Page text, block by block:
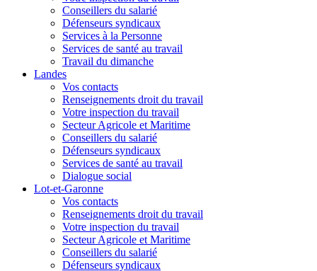
Conseillers du salarié
Défenseurs syndicaux
Services à la Personne
Services de santé au travail
Travail du dimanche
Landes
Vos contacts
Renseignements droit du travail
Votre inspection du travail
Secteur Agricole et Maritime
Conseillers du salarié
Défenseurs syndicaux
Services de santé au travail
Dialogue social
Lot-et-Garonne
Vos contacts
Renseignements droit du travail
Votre inspection du travail
Secteur Agricole et Maritime
Conseillers du salarié
Défenseurs syndicaux